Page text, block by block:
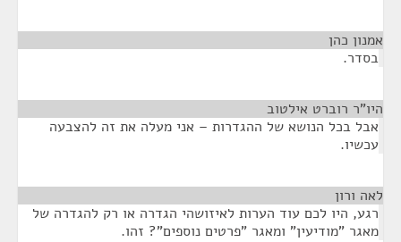
אמנון כהן
בסדר.
היו"ר רוברט אילטוב
אבל בכל הנושא של ההגדרות – אני מעלה את זה להצבעה
עכשיו.
לאה ורון
רגע, היו לכם עוד הערות לאיזושהי הגדרה או רק להגדרה של
מאגר "מודיעין" ומאגר "פרטים נוספים"? זהו.